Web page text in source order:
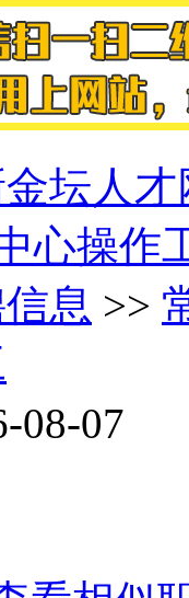
坛人才
心操作
息 >>
08-07